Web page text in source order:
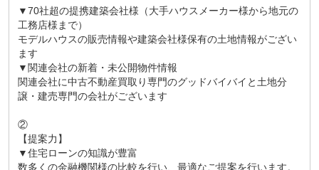
▼70社超の提携建築会社様（大手ハウスメーカー様から地元の
工務店様まで）
モデルハウスの販売情報や建築会社様保有の土地情報がござい
ます
▼関連会社の新着・未公開物件情報
関連会社に中古不動産買取り専門のグッドバイバイと土地分
譲・建売専門の会社がございます
②
【提案力】
▼住宅ローンの知識が豊富
数多くの金融機関様の比較を行い、最適なご提案を行います。